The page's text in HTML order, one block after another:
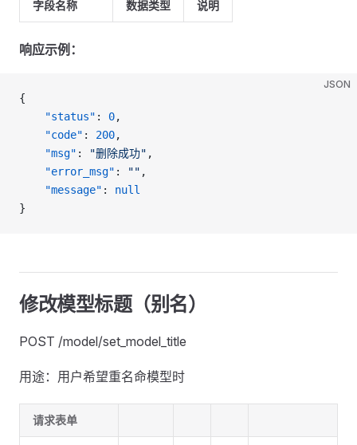
字段名称 数据类型 说明
响应示例：
JSON
{
    "status"
: 0,
    "code"
: 200,
    "msg"
: "删除成功" ,
    "error_msg"
: "" ,
    "message"
: null
}
修改模型标题（别名）
POST /model/set_model_title
用途：用户希望重名命模型时
请求表单